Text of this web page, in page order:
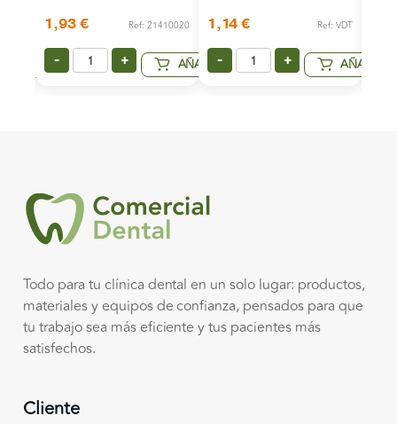
AÑADIR
1,93€ Ref: 21410020
- + AÑADIR
1,14€ Ref: VDT
- + AÑADIR
Todo para tu clínica dental en un solo lugar: productos,
materiales y equipos de confianza, pensados para que
tu trabajo sea más eficiente y tus pacientes más
satisfechos.
Cliente